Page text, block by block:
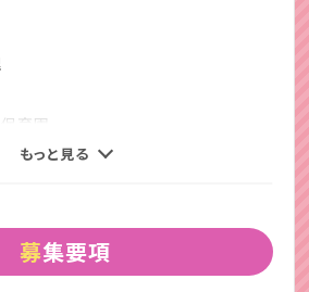
すい勤務♪
で ライフスタイルに合わせた働き方
える大切なお仕事です。
方をお待ちしています。
仕事を探している◎
育園
をおまかせします。
もっと見る
募集要項